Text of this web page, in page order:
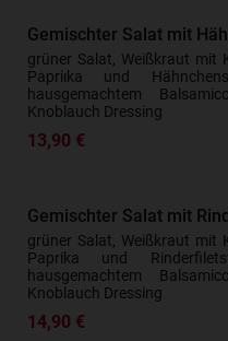
Gemischter Salat mit
grüner Salat, Weißkraut mit
Papriıka und
hausgemachtem
Knoblauch Dressing
13,90 €
Gemischter Salat mit
grüner Salat, Weißkraut mit
Paprika und
hausgemachtem
Knoblauch Dressing
14,90 €